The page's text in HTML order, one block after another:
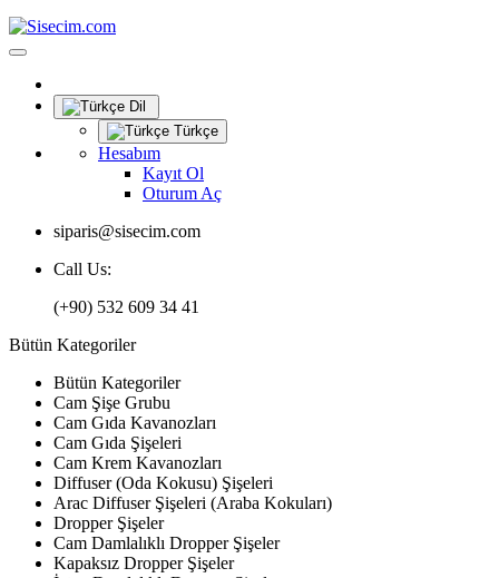
Dil
Türkçe
Hesabım
Kayıt Ol
Oturum Aç
siparis@sisecim.com
Call Us:
(+90) 532 609 34 41
Bütün Kategoriler
Bütün Kategoriler
Cam Şişe Grubu
Cam Gıda Kavanozları
Cam Gıda Şişeleri
Cam Krem Kavanozları
Diffuser (Oda Kokusu) Şişeleri
Arac Diffuser Şişeleri (Araba Kokuları)
Dropper Şişeler
Cam Damlalıklı Dropper Şişeler
Kapaksız Dropper Şişeler